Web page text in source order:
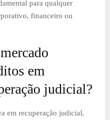
para qualquer
financeiro ou
em
judicial?
em recuperação judicial,